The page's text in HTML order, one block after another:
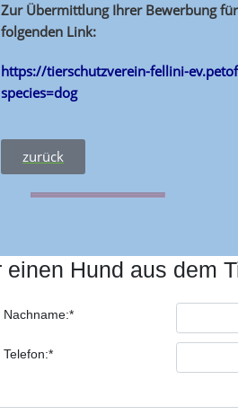
Zur Übermittlung Ihrer Bewerbung
folgenden Link:
https://tierschutzverein-fellini-
species=dog
zurück